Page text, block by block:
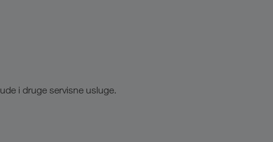
i druge servisne usluge.